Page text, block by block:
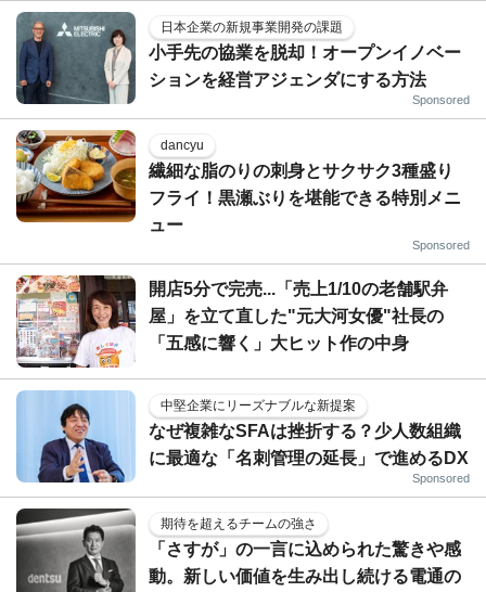
日本企業の新規事業開発の課題
小手先の協業を脱却！オープンイノベー
ションを経営アジェンダにする方法
Sponsored
dancyu
繊細な脂のりの刺身とサクサク3種盛り
フライ！黒瀬ぶりを堪能できる特別メニ
ュー
Sponsored
開店5分で完売...「売上1/10の老舗駅弁
屋」を立て直した"元大河女優"社長の
「五感に響く」大ヒット作の中身
中堅企業にリーズナブルな新提案
なぜ複雑なSFAは挫折する？少人数組織
に最適な「名刺管理の延長」で進めるDX
Sponsored
期待を超えるチームの強さ
「さすが」の一言に込められた驚きや感
動。新しい価値を生み出し続ける電通の